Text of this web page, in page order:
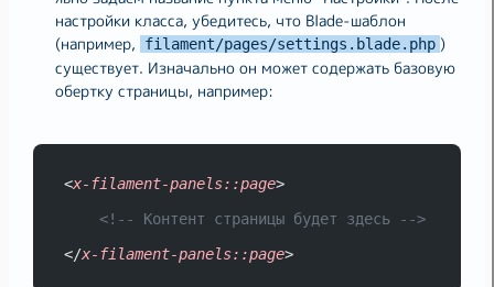
настройки класса, убедитесь, что Blade-шаблон
(например,
filament/pages/settings.blade.php )
существует. Изначально он может содержать базовую
обертку страницы, например:
<x-filament-panels::page>
<!-- Контент страницы будет здесь -->
</x-filament-panels::page>